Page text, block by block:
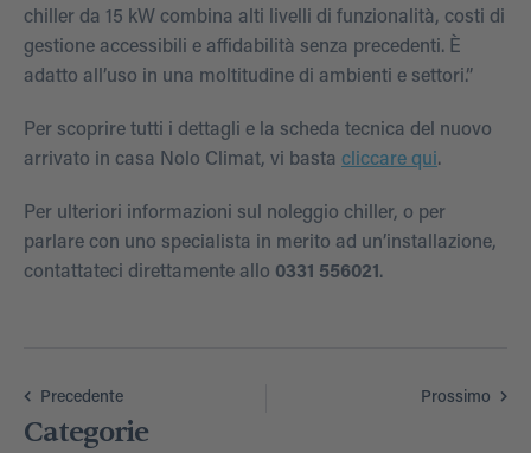
chiller da 15 kW combina alti livelli di funzionalità, costi di
gestione accessibili e affidabilità senza precedenti. È
adatto all’uso in una moltitudine di ambienti e settori.”
Per scoprire tutti i dettagli e la scheda tecnica del nuovo
arrivato in casa Nolo Climat, vi basta cliccare qui.
Per ulteriori informazioni sul noleggio chiller, o per
parlare con uno specialista in merito ad un’installazione,
contattateci direttamente allo 0331 556021.
Precedente Prossimo
Categorie